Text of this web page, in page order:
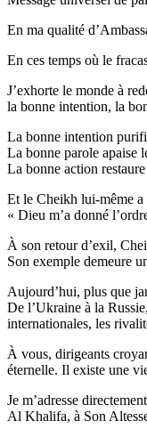
En ma qualité
En ces temps où le
J’exhorte le monde à
la bonne intention, la
La bonne intention
La bonne parole apaise
La bonne action
Et le Cheikh lui-même a
« Dieu m’a donné
À son retour d’exil,
Son exemple demeure
Aujourd’hui, plus que
De l’Ukraine à la
internationales, les
À vous, dirigeants
éternelle. Il existe une
Je m’adresse
Al Khalifa, à Son